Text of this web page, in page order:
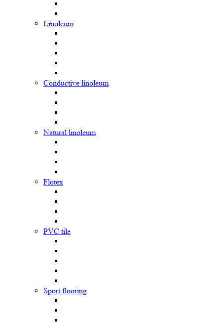
Linoleum
Сonductive linoleum
Natural linoleum
Flotex
PVC tile
Sport flooring